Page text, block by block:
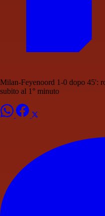
Milan-Feyenoord 1-0 dopo 45':
subito al 1° minuto